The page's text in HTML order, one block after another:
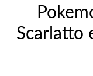
Scarlatto